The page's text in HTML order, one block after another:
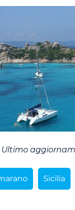
Ultimo
Sicilia